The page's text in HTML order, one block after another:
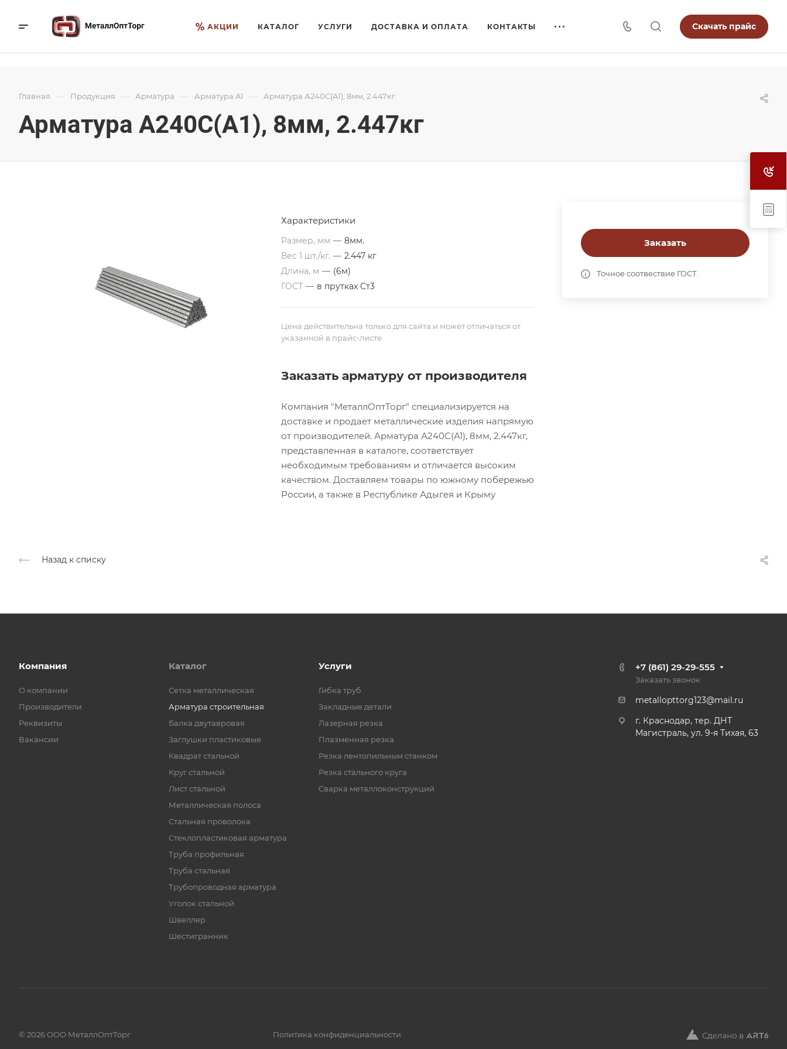
АКЦИИ КАТАЛОГ УСЛУГИ ДОСТАВКА И ОПЛАТА КОНТАКТЫ Скачать прайс
Главная — Продукция — Арматура — Арматура А1 — Арматура А240С(А1), 8мм, 2.447кг
Арматура А240С(А1), 8мм, 2.447кг
Заказать
Точное соотвествие ГОСТ.
Характеристики
Размер, мм — 8мм.
Вес 1 шт./кг. — 2.447 кг
Длина, м — (6м)
ГОСТ — в прутках Ст3
Цена действительна только для сайта и может отличаться от
указанной в прайс-листе
Заказать арматуру от производителя
Компания "МеталлОптТорг" специализируется на
доставке и продает металлические изделия напрямую
от производителей. Арматура А240С(А1), 8мм, 2.447кг,
представленная в каталоге, соответствует
необходимым требованиям и отличается высоким
качеством. Доставляем товары по южному побережью
России, а также в Республике Адыгея и Крыму
Назад к списку
Компания
О компании
Производители
Реквизиты
Вакансии
Каталог
Cетка металлическая
Арматура строительная
Балка двутавровая
Заглушки пластиковые
Квадрат стальной
Круг стальной
Лист стальной
Металлическая полоса
Стальная проволока
Стеклопластиковая арматура
Труба профильная
Труба стальная
Трубопроводная арматура
Уголок стальной
Швеллер
Шестигранник
Услуги
Гибка труб
Закладные детали
Лазерная резка
Плазменная резка
Резка лентопильным станком
Резка стального круга
Сварка металлоконструкций
+7 (861) 29-29-555
Заказать звонок
metallopttorg123@mail.ru
г. Краснодар, тер. ДНТ
Магистраль, ул. 9-я Тихая, 63
© 2026 ООО МеталлОптТорг Политика конфиденциальности